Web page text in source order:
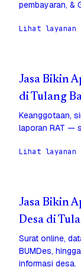
pembayaran, &
Lihat layanan
Jasa Bikin
di Tulang
Keanggotaan,
laporan RAT —
Lihat layanan
Jasa Bikin
Desa di
Surat online,
BUMDes,
informasi desa.